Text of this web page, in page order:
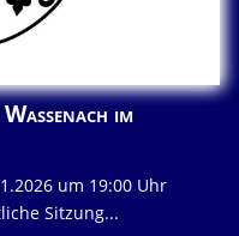
im
um 19:00 Uhr
Sitzung...